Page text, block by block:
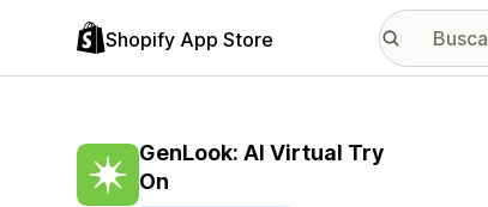
Shopify App Store
GenLook: AI Virtual Try
On